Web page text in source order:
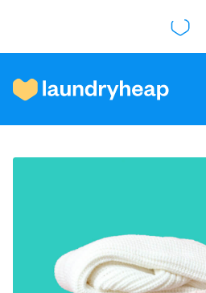
Cómo funciona
Quiénes somos